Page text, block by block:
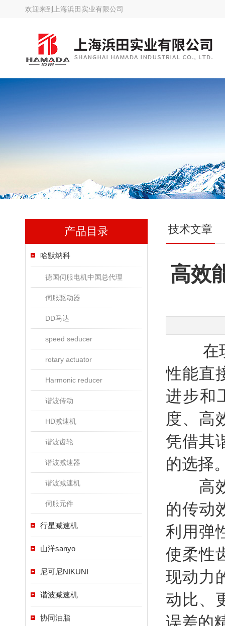
欢迎来到 上海浜田实业有限公司
产品目录
哈默纳科
德国伺服电机中国总代理
伺服驱动器
DD马达
speed seducer
rotary actuator
Harmonic reducer
谐波传动
HD减速机
谐波齿轮
谐波减速器
谐波减速机
伺服元件
行星减速机
山洋sanyo
尼可尼NIKUNI
谐波减速机
协同油脂
技术文章
高效
在现
性能直
进步和
度、高
凭借其
的选择
高效
的传动
利用弹
使柔性
现动力
动比、
误差的